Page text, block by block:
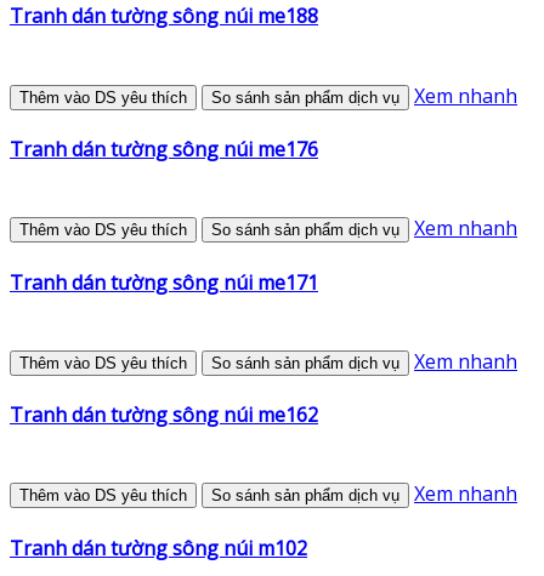
Tranh dán tường sông núi me188
Thêm vào DS yêu thích So sánh sản phẩm dịch vụ Xem nhanh
Tranh dán tường sông núi me176
Thêm vào DS yêu thích So sánh sản phẩm dịch vụ Xem nhanh
Tranh dán tường sông núi me171
Thêm vào DS yêu thích So sánh sản phẩm dịch vụ Xem nhanh
Tranh dán tường sông núi me162
Thêm vào DS yêu thích So sánh sản phẩm dịch vụ Xem nhanh
Tranh dán tường sông núi m102